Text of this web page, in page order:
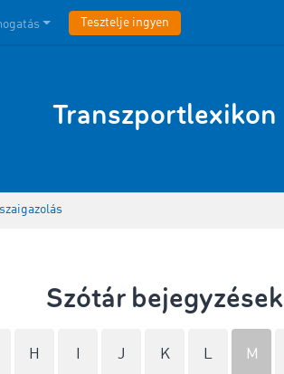
Tesztelje ingyen
Transzportlexikon
Szótár bejegyzések
H J K L M